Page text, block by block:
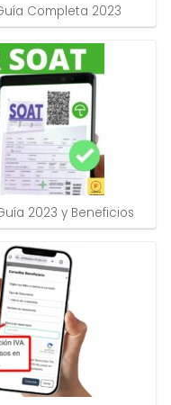
Completa 2023
2023 y Beneficios